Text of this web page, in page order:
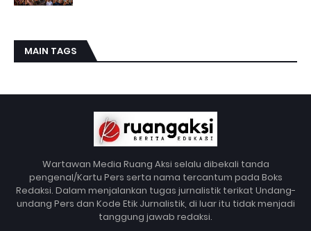
MAIN TAGS
Wartawan Media Ruang Aksi selalu dibekali tanda
pengenal/Kartu Pers serta nama tercantum pada Boks
Redaksi. Dalam menjalankan tugas jurnalistik terikat Undang-
undang Pers dan Kode Etik Jurnalistik, di luar itu tidak menjadi
tanggung jawab redaksi.